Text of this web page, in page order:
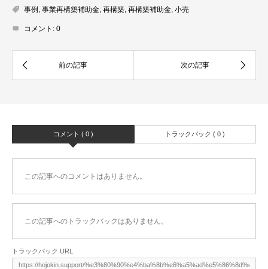
事例 事業再構築補助金 再構築 再構築補助金 小売
コメント: 0
コメント ( 0 ) トラックバック ( 0 )
この記事へのコメントはありません。
この記事へのトラックバックはありません。
トラックバック URL